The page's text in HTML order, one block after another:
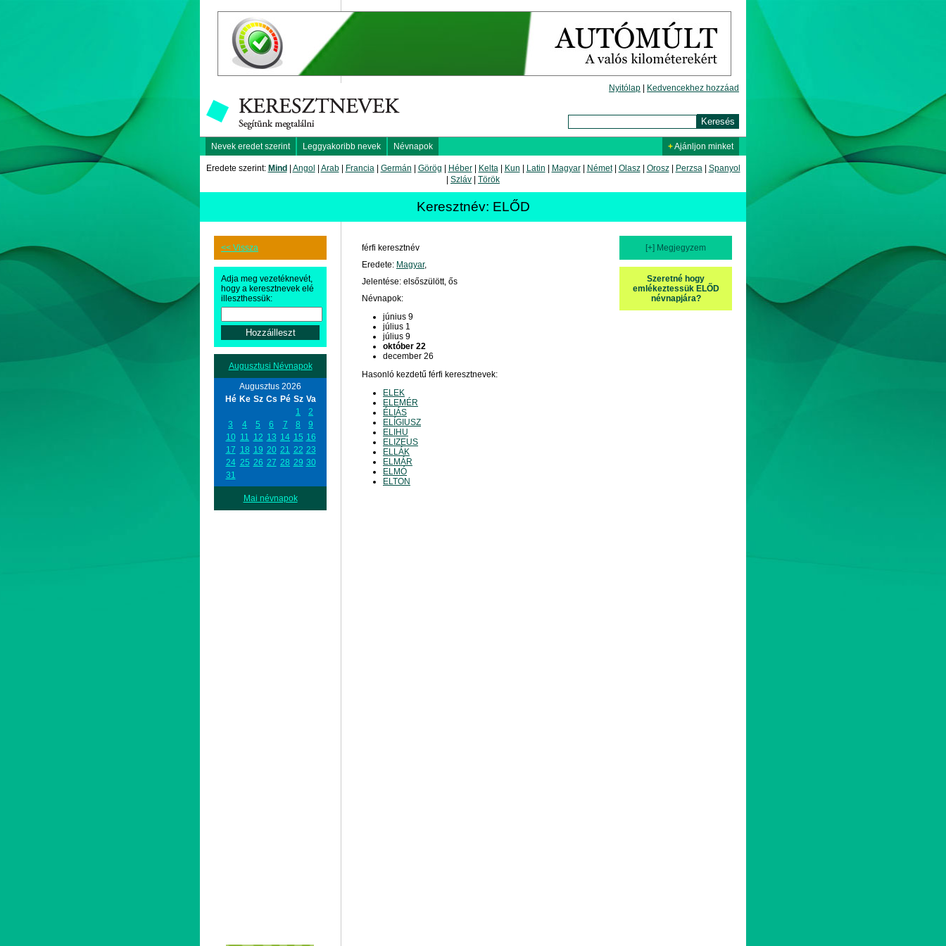
Nyitólap Kedvencekhez hozzáad
Nevek eredet szerint Leggyakoribb nevek Névnapok +Ajánljon minket
Eredete szerint: Mind Angol Arab| Francia| Germán Görög Héber| Kelta| Kun Latin Magyar| Német| Olasz| Orosz| Perzsa| Spanyol
Szláv Török
Keresztnév: ELŐD
<< Vissza
Adja meg vezetéknevét,
hogy a keresztnevek elé
illeszthessük:
Augusztusi Névnapok
Augusztus 2026
Hé Ke Sz Cs Pé Sz Va
1
2
3
4 5 6 7 8
9
10 11 12 13 14 15 16
17 18 19 20 21 22 23
24 25 26 27 28 29 30
31
Mai névnapok
[+] Megjegyzem
Szeretné hogy
emlékeztessük ELŐD
névnapjára?
férfi keresztnév
Eredete: Magyar,
Jelentése: elsőszülött, ős
Névnapok:
június 9
július 1
július 9
október 22
december 26
Hasonló kezdetű férfi keresztnevek:
ELEK
ELEMÉR
ÉLIÁS
ELÍGIUSZ
ELIHU
ELIZEUS
ELLÁK
ELMÁR
ELMÓ
ELTON